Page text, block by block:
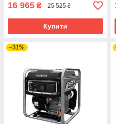
16 965 ₴ 25 525 ₴
Купити
–31%